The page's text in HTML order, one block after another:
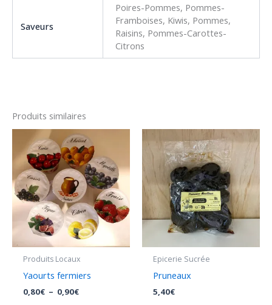
Saveurs
Poires-Pommes, Pommes-
Framboises, Kiwis, Pommes,
Raisins, Pommes-Carottes-
Citrons
Produits similaires
Produits Locaux
Yaourts fermiers
0,80€ – 0,90€
Plage
de
prix :
0,80€
à
0,90€
a
plusieurs
variations.
Les
options
Epicerie Sucrée
Pruneaux
5,40€